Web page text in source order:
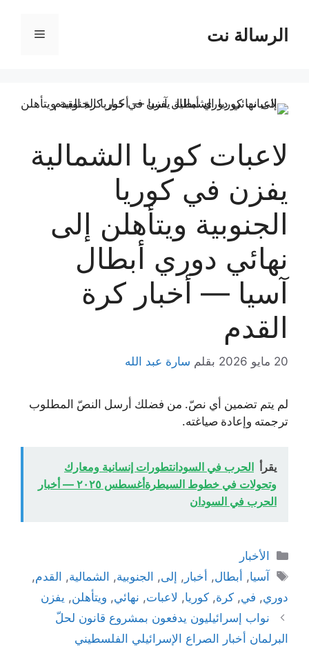
المحتوىالرسالة نت القائمة
لاعبات كوريا الشمالية
يفزن في كوريا
الجنوبية ويتأهلن إلى
نهائي دوري أبطال
آسيا — أخبار كرة
القدم
20 مايو 2026 بقلم سارة عبد الله
لم يتم تضمين أي نصّ. من فضلك أرسل النصّ المطلوب
ترجمته وإعادة صياغته.
يقرأ الحرب في السودانتطورات إنسانية ومعارك
وتحولات في خطوط السيطرةأغسطس ٢٠٢٥ — أخبار
الحرب في السودان
التصنيفات
الأخبار
الوسوم
آسيا, أبطال, أخبار , إلى, الجنوبية, الشمالية, القدم,
دوري, في, كرة, كوريا, لاعبات, نهائي, ويتأهلن, يفزن
نواب إسرائيليون يدفعون بمشروع قانون لحلّ
البرلمان أخبار الصراع الإسرائيلي الفلسطيني